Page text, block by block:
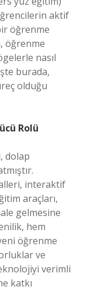
aktif
öğrenme
öğrenme
nasıl
burada,
olduğu
Rolü
dolap
interaktif
araçları,
gelmesine
hem
öğrenme
ve
verimli
katkı